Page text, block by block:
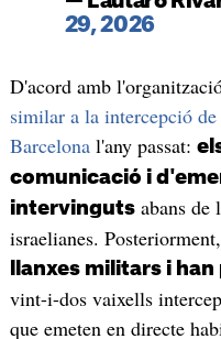
29, 2026
D'acord amb
similar a la intercepció
Barcelonal'any passat:
comunicació i
intervingutsabans de
israelianes.
llanxes militars i
vint-i-dos vaixells
que emeten en directe